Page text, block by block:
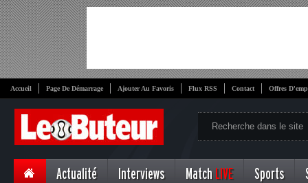
Accueil Page De Démarrage Ajouter Au Favoris Flux RSS Contact Offres
Actualité Interviews Match LIVE Sports